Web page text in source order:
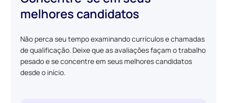
melhores candidatos
Não perca seu tempo examinando currículos e chamadas
de qualificação. Deixe que as avaliações façam o trabalho
pesado e se concentre em seus melhores candidatos
desde o início.